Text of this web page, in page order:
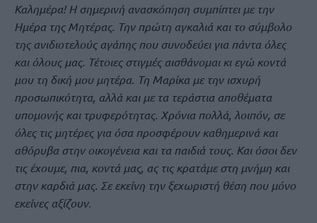
Καλημέρα! Η σημερινή ανασκόπηση συμπίπτει με την
Ημέρα της Μητέρας. Την πρώτη αγκαλιά και το σύμβολο
της ανιδιοτελούς αγάπης που συνοδεύει για πάντα όλες
και όλους μας. Τέτοιες στιγμές αισθάνομαι κι εγώ κοντά
μου τη δική μου μητέρα. Τη Μαρίκα με την ισχυρή
προσωπικότητα, αλλά και με τα τεράστια αποθέματα
υπομονής και τρυφερότητας. Χρόνια πολλά, λοιπόν, σε
όλες τις μητέρες για όσα προσφέρουν καθημερινά και
αθόρυβα στην οικογένεια και τα παιδιά τους. Και όσοι δεν
τις έχουμε, πια, κοντά μας, ας τις κρατάμε στη μνήμη και
στην καρδιά μας. Σε εκείνη την ξεχωριστή θέση που μόνο
εκείνες αξίζουν.